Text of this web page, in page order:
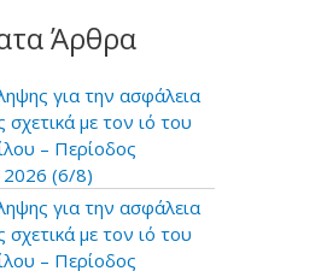
Άρθρα
για την ασφάλεια
σχετικά με τον ιό του
– Περίοδος
(6/8)
για την ασφάλεια
σχετικά με τον ιό του
– Περίοδος